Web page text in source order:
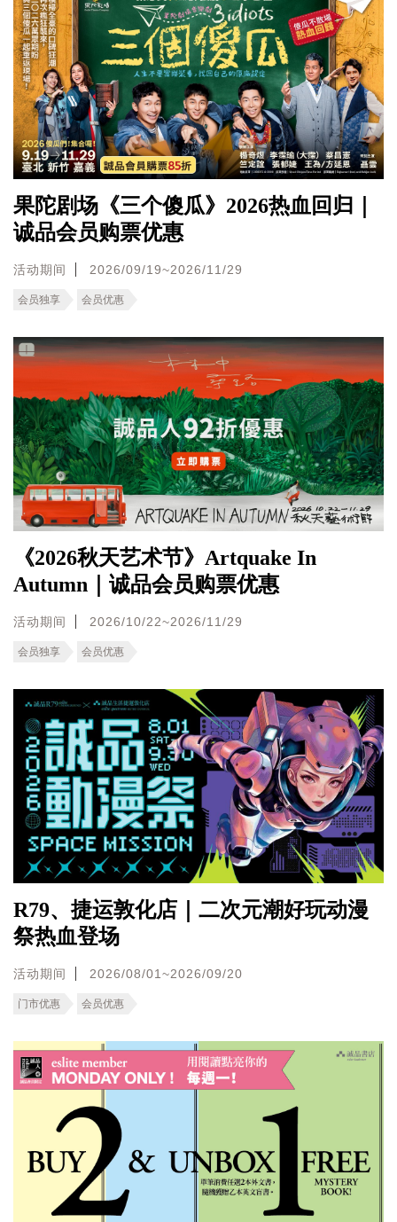
果陀剧场《三个傻瓜》2026热血回归｜
诚品会员购票优惠
活动期间 2026/09/19~2026/11/29
会员独享 会员优惠
《2026秋天艺术节》Artquake In
Autumn｜诚品会员购票优惠
活动期间 2026/10/22~2026/11/29
会员独享 会员优惠
R79、捷运敦化店｜二次元潮好玩动漫
祭热血登场
活动期间 2026/08/01~2026/09/20
门市优惠 会员优惠